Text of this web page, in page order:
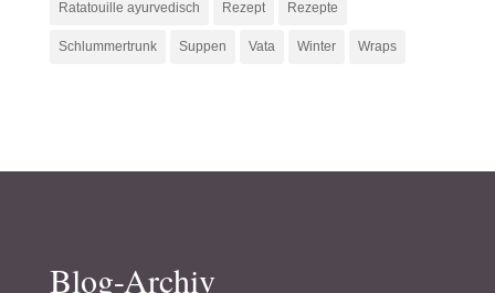
Ratatouille ayurvedisch Rezept Rezepte
Schlummertrunk Suppen Vata Winter Wraps
Blog-Archiv